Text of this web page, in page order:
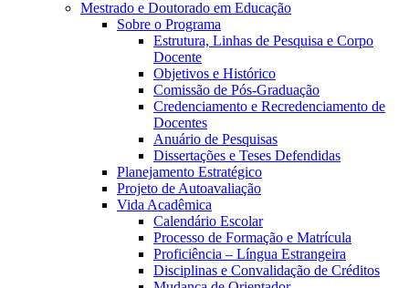
Mestrado e Doutorado em Educação
Sobre o Programa
Estrutura, Linhas de Pesquisa e Corpo
Docente
Objetivos e Histórico
Comissão de Pós-Graduação
Credenciamento e Recredenciamento de
Docentes
Anuário de Pesquisas
Dissertações e Teses Defendidas
Planejamento Estratégico
Projeto de Autoavaliação
Vida Acadêmica
Calendário Escolar
Processo de Formação e Matrícula
Proficiência – Língua Estrangeira
Disciplinas e Convalidação de Créditos